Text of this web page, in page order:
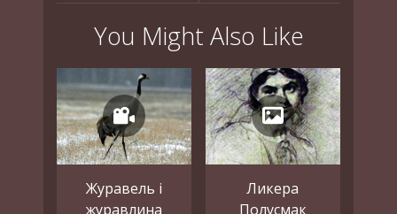
You Might Also Like
Журавель і
журавлина
Ликера
Полусмак